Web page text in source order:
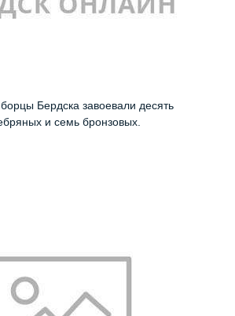
Бердска завоевали десять
и семь бронзовых.